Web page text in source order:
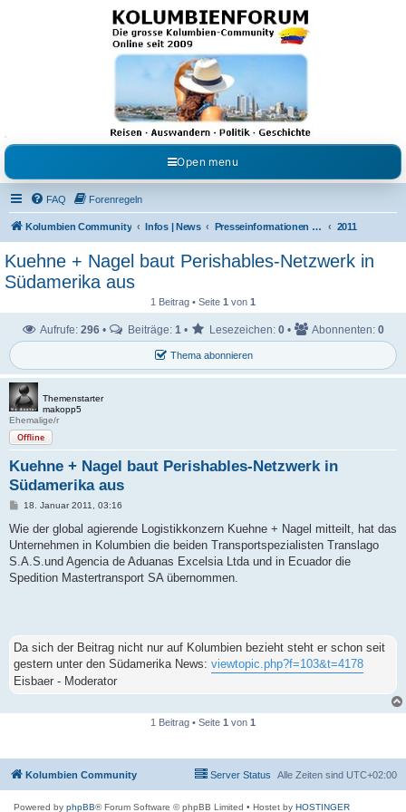
Kolumbienforum - Das
grosse Forum der
Freunde Kolumbiens
Reisen, Auswandern, Kultur, Politik, Geschichte und Visum in Kolumbien und Venezuela.
Austausch, Erfahrungen und Gemeinschaft im Kolumbienforum
Open menu
FAQ Forenregeln
Kolumbien Community Infos | News Presseinformationen & Neuigkeiten 2011
Kuehne + Nagel baut Perishables-Netzwerk in
Südamerika aus
1 Beitrag • Seite 1 von 1
Thema abonnieren
Aufrufe: 296 • Beiträge: 1 • Lesezeichen: 0 • Abonnenten: 0
Themenstarter
makopp5
Ehemalige/r
Offline
Kuehne + Nagel baut Perishables-Netzwerk in
Südamerika aus
B
i
r
a
18. Januar 2011, 03:16
Wie der global agierende Logistikkonzern Kuehne + Nagel mitteilt, hat das
Unternehmen in Kolumbien die beiden Transportspezialisten Translago
S.A.S.und Agencia de Aduanas Excelsia Ltda und in Ecuador die
Spedition Mastertransport SA übernommen.
Da sich der Beitrag nicht nur auf Kolumbien bezieht steht er schon seit
gestern unter den Südamerika News: viewtopic.php?f=103&t=4178
Eisbaer - Moderator
1 Beitrag • Seite 1 von 1
Kolumbien Community Alle Zeiten sind UTC+02:00
Server Status
Powered by phpBB® Forum Software © phpBB Limited • Hostet by HOSTINGER